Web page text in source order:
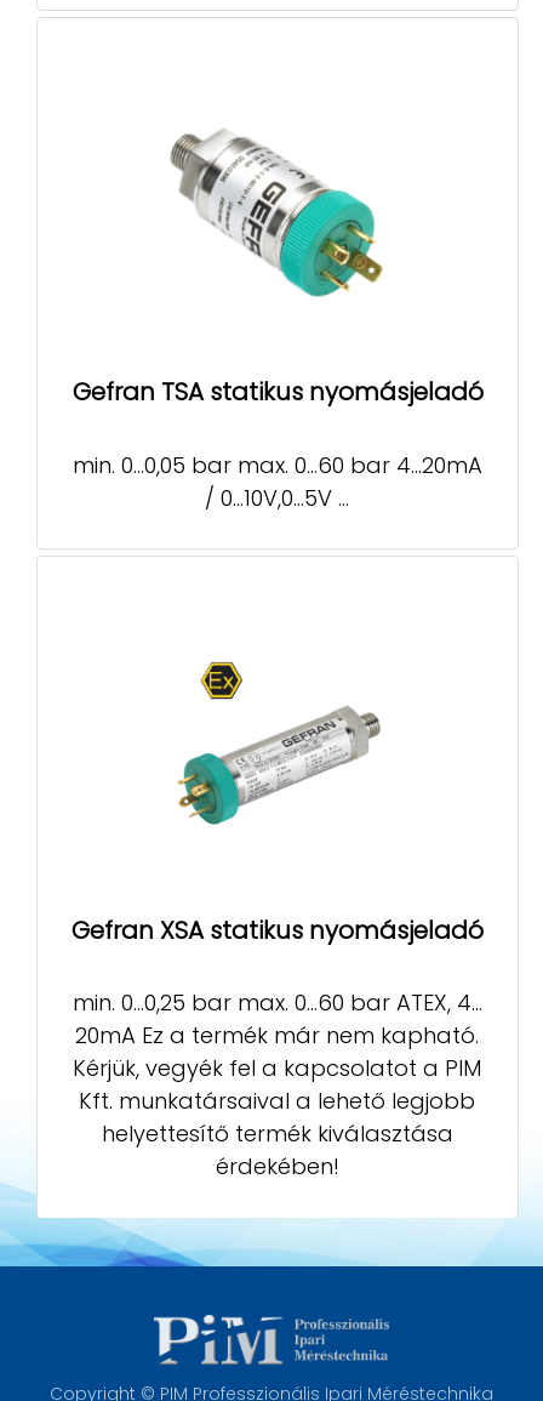
Gefran TSA statikus nyomásjeladó
min. 0…0,05 bar max. 0…60 bar 4…20mA
/ 0…10V,0…5V ...
Gefran XSA statikus nyomásjeladó
min. 0…0,25 bar max. 0…60 bar ATEX, 4…
20mA Ez a termék már nem kapható.
Kérjük, vegyék fel a kapcsolatot a PIM
Kft. munkatársaival a lehető legjobb
helyettesítő termék kiválasztása
érdekében!
Copyright © PIM Professzionális Ipari Méréstechnika